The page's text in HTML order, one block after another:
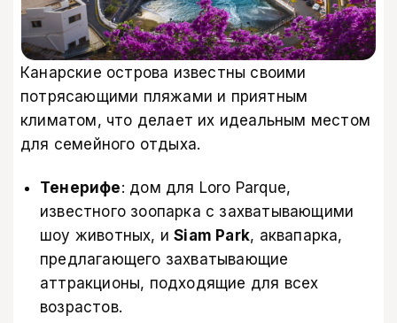
Канарские острова известны своими
потрясающими пляжами и приятным
климатом, что делает их идеальным местом
для семейного отдыха.
Тенерифе: дом для Loro Parque,
известного зоопарка с захватывающими
шоу животных, иSiam Park, аквапарка,
предлагающего захватывающие
аттракционы, подходящие для всех
возрастов.